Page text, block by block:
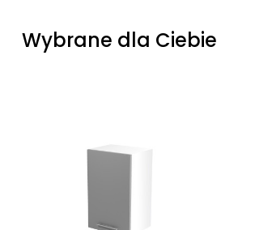
Wybrane dla Ciebie